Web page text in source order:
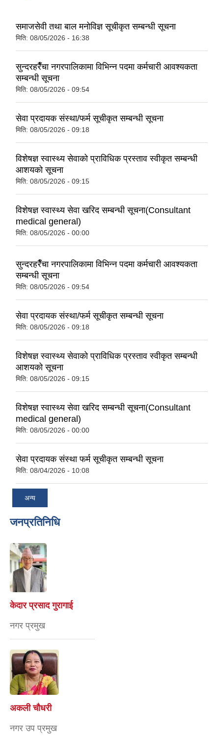
समाजसेवी तथा बाल मनोविज्ञ सूचीकृत सम्बन्धी सूचना
मिति: 08/05/2026 - 16:38
सुन्दरहरैँचा नगरपालिकामा विभिन्न पदमा कर्मचारी आवश्यकता
सम्बन्धी सूचना
मिति: 08/05/2026 - 09:54
सेवा प्रदायक संस्था/फर्म सूचीकृत सम्बन्धी सूचना
मिति: 08/05/2026 - 09:18
विशेषज्ञ स्वास्थ्य सेवाको प्राविधिक प्रस्ताव स्वीकृत सम्बन्धी
आशयको सूचना
मिति: 08/05/2026 - 09:15
विशेषज्ञ स्वास्थ्य सेवा खरिद सम्बन्धी सूचना(Consultant
medical general)
मिति: 08/05/2026 - 00:00
सुन्दरहरैँचा नगरपालिकामा विभिन्न पदमा कर्मचारी आवश्यकता
सम्बन्धी सूचना
मिति: 08/05/2026 - 09:54
सेवा प्रदायक संस्था/फर्म सूचीकृत सम्बन्धी सूचना
मिति: 08/05/2026 - 09:18
विशेषज्ञ स्वास्थ्य सेवाको प्राविधिक प्रस्ताव स्वीकृत सम्बन्धी
आशयको सूचना
मिति: 08/05/2026 - 09:15
विशेषज्ञ स्वास्थ्य सेवा खरिद सम्बन्धी सूचना(Consultant
medical general)
मिति: 08/05/2026 - 00:00
सेवा प्रदायक संस्था फर्म सूचीकृत सम्बन्धी सूचना
मिति: 08/04/2026 - 10:08
अन्य
जनप्रतिनिधि
केदार प्रसाद गुरागाई
नगर प्रमुख
अकली चौधरी
नगर उप प्रमुख